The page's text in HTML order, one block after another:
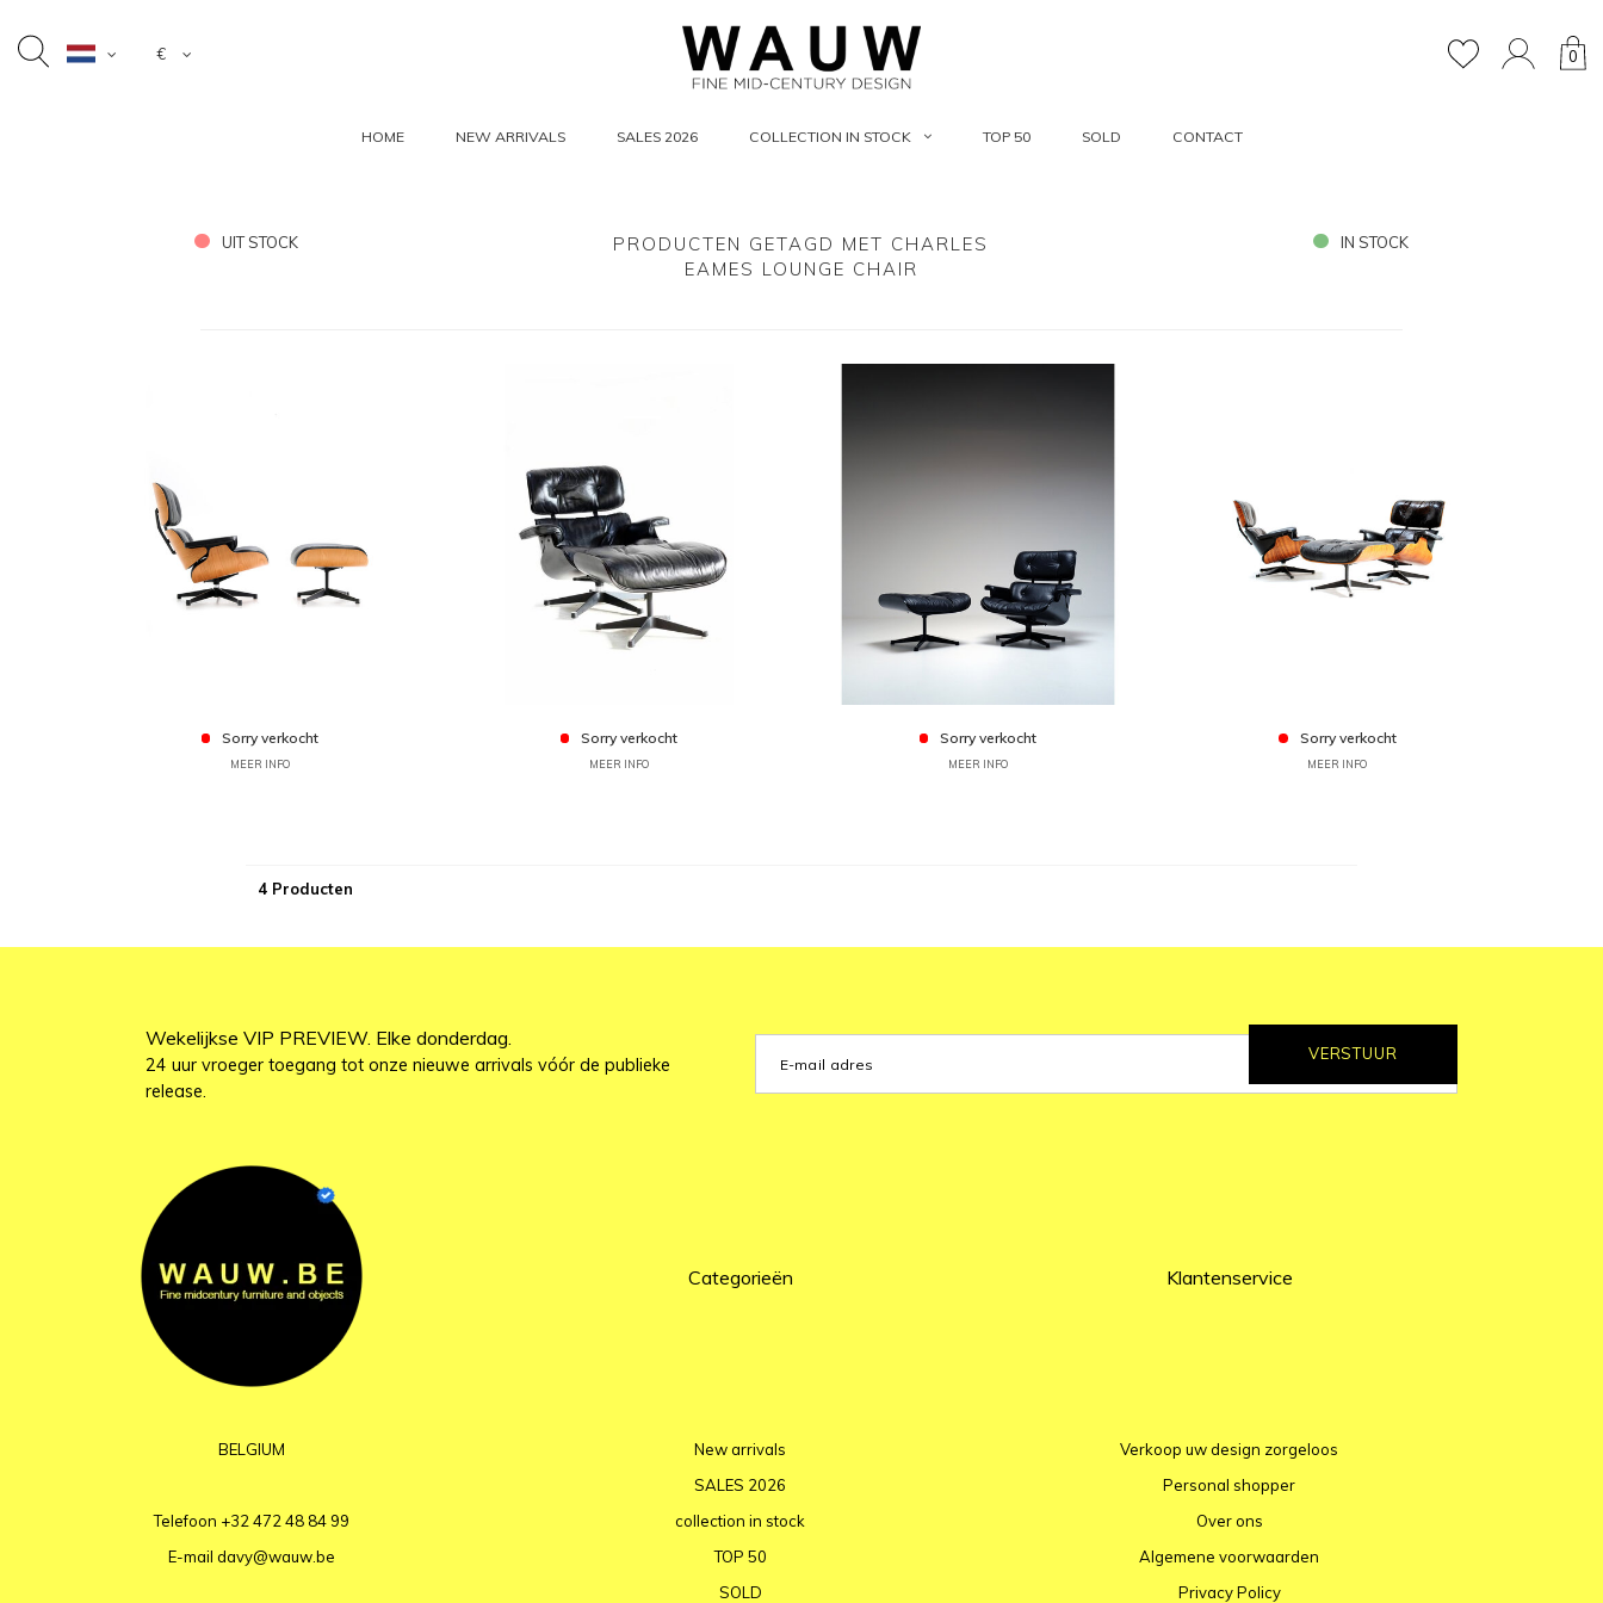
€ 0
HOME NEW ARRIVALS SALES 2026 COLLECTION IN STOCK TOP 50 SOLD CONTACT
UIT STOCK
PRODUCTEN GETAGD MET CHARLES
EAMES LOUNGE CHAIR
IN STOCK
Sorry verkocht
MEER INFO
Sorry verkocht
MEER INFO
Sorry verkocht
MEER INFO
Sorry verkocht
MEER INFO
4 Producten
Wekelijkse VIP PREVIEW. Elke donderdag.
24 uur vroeger toegang tot onze nieuwe arrivals vóór de publieke
release.
VERSTUUR
BELGIUM
Telefoon +32 472 48 84 99
E-mail davy@wauw.be
Categorieën
New arrivals
SALES 2026
collection in stock
TOP 50
SOLD
Klantenservice
Verkoop uw design zorgeloos
Personal shopper
Over ons
Algemene voorwaarden
Privacy Policy